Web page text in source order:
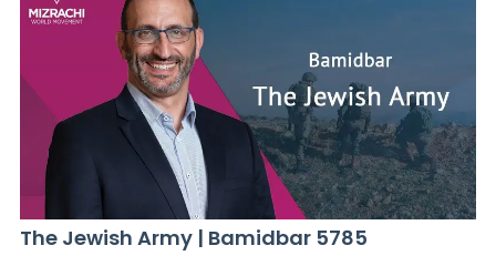
The Jewish Army | Bamidbar 5785